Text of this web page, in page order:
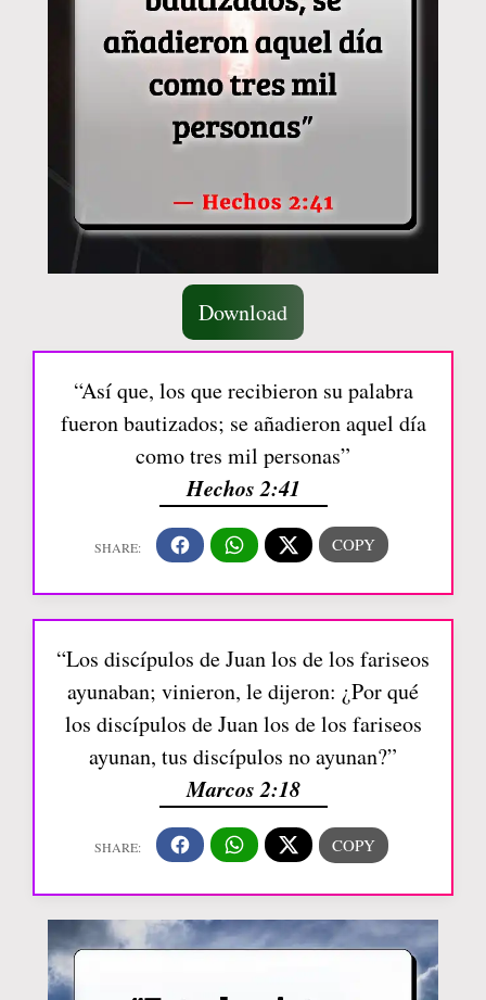
Download
“Así que, los que recibieron su palabra
fueron bautizados; se añadieron aquel día
como tres mil personas”
Hechos 2:41
“Los discípulos de Juan los de los fariseos
ayunaban; vinieron, le dijeron: ¿Por qué
los discípulos de Juan los de los fariseos
ayunan, tus discípulos no ayunan?”
Marcos 2:18